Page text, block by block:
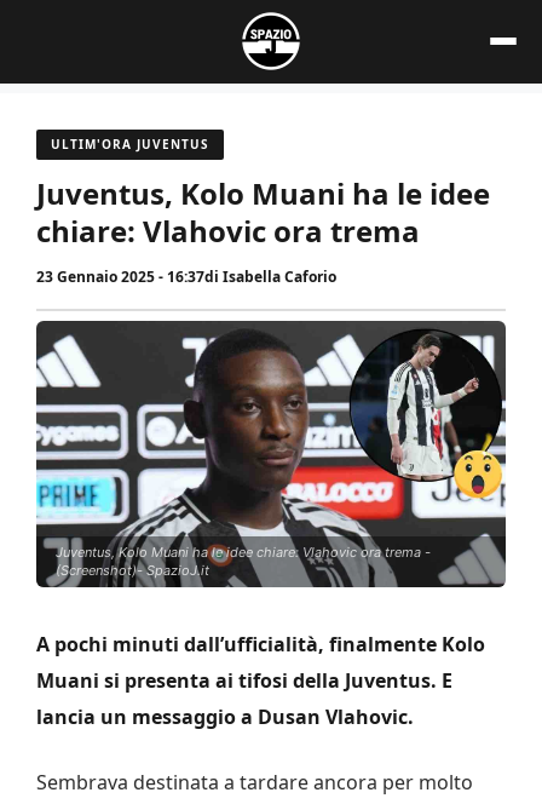
contenuto
ULTIM'ORA JUVENTUS
Juventus, Kolo Muani ha le idee
chiare: Vlahovic ora trema
23 Gennaio 2025 - 16:37di Isabella Caforio
Juventus, Kolo Muani ha le idee chiare: Vlahovic ora trema -
(Screenshot)- SpazioJ.it
A pochi minuti dall’ufficialità, finalmente Kolo
Muani si presenta ai tifosi della Juventus. E
lancia un messaggio a Dusan Vlahovic.
Sembrava destinata a tardare ancora per molto